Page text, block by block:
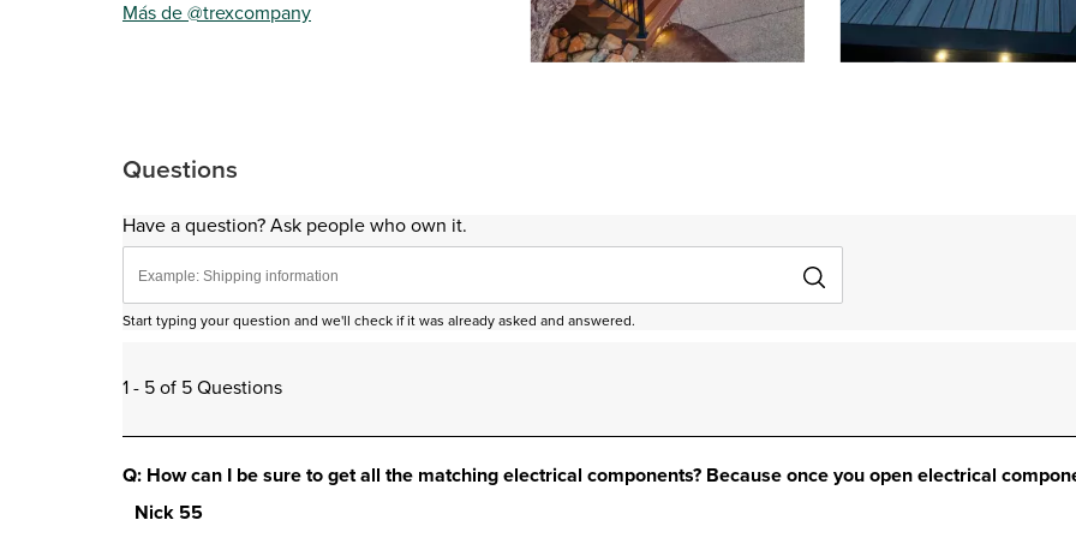
Más de @trexcompany
Questions
Have a question? Ask people who own it.
Start typing your question and we'll check if it was already asked and answered.
1 - 5 of 5 Questions
Q: How can I be sure to get all the matching electrical components? Because once you open electrical
Nick 55